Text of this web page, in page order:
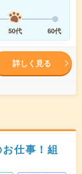
50代 60代
詳しく見る
仕事！組